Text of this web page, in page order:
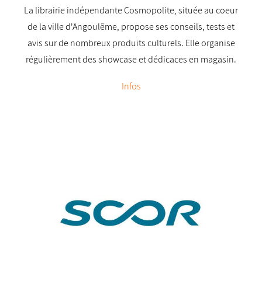
La librairie indépendante Cosmopolite, située au coeur
de la ville d'Angoulême, propose ses conseils, tests et
avis sur de nombreux produits culturels. Elle organise
régulièrement des showcase et dédicaces en magasin.
Infos